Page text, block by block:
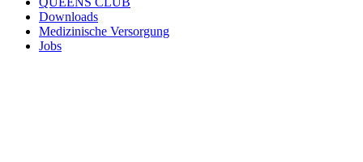
Downloads
Medizinische Versorgung
Jobs